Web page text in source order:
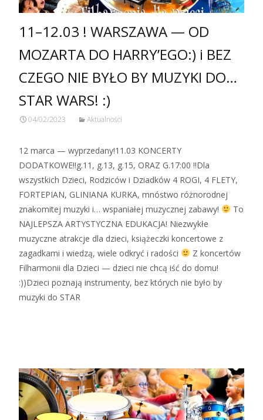
11–12.03 ! WARSZAWA — OD
MOZARTA DO HARRY’EGO:) i BEZ
CZEGO NIE BYŁO BY MUZYKI DO…
STAR WARS! :)
04/02/2023 Aktualności
12 marca — wyprzedany!11.03 KONCERTY
DODATKOWE!!g.11, g.13, g.15, ORAZ G.17:00 !!Dla
wszystkich Dzieci, Rodziców i Dziadków 4 ROGI, 4 FLETY,
FORTEPIAN, GLINIANA KURKA, mnóstwo różnorodnej
znakomitej muzyki i… wspaniałej muzycznej zabawy!
To
NAJLEPSZA ARTYSTYCZNA EDUKACJA! Niezwykłe
muzyczne atrakcje dla dzieci, książeczki koncertowe z
zagadkami i wiedzą, wiele odkryć i radości
Z koncertów
Filharmonii dla Dzieci — dzieci nie chcą iść do domu!
:))Dzieci poznają instrumenty, bez których nie było by
muzyki do STAR